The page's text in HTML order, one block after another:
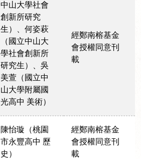
中山大學社會
創新所研究
生）、何姿萩
（國立中山大
學社會創新所
研究生）、吳
美萱（國立中
山大學附屬國
光高中 美術）
經鄭南榕基金
會授權同意刊
載
陳怡璇（桃園
市永豐高中 歷
史）
經鄭南榕基金
會授權同意刊
載